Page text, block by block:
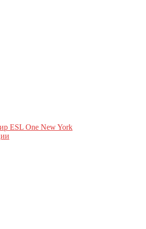
ESL One New York